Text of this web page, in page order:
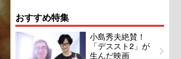
おすすめ特集
小島秀夫絶賛！
「デススト2」が
生んだ映画